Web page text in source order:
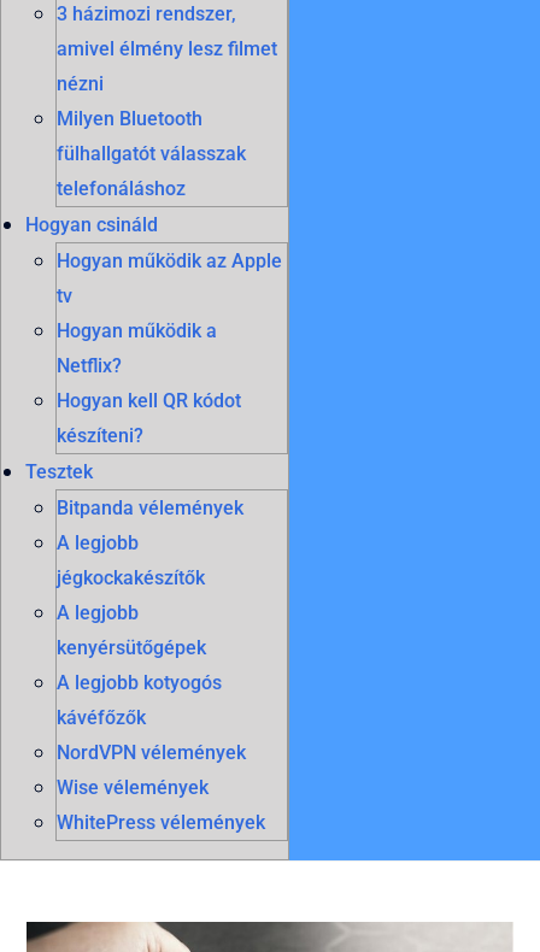
3 házimozi rendszer,
amivel élmény lesz filmet
nézni
Milyen Bluetooth
fülhallgatót válasszak
telefonáláshoz
Hogyan csináld
Hogyan működik az Apple
tv
Hogyan működik a
Netflix?
Hogyan kell QR kódot
készíteni?
Tesztek
Bitpanda vélemények
A legjobb
jégkockakészítők
A legjobb
kenyérsütőgépek
A legjobb kotyogós
kávéfőzők
NordVPN vélemények
Wise vélemények
WhitePress vélemények